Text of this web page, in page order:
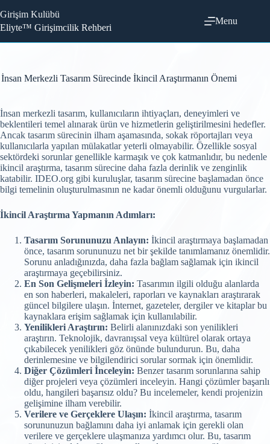
to
content
Girişim Kulübü
Eliyte™ Girişimcilik Rehberi
Menu
İnsan Merkezli Tasarım Sürecinde İkincil Araştırmanın Önemi
İnsan merkezli tasarım, kullanıcıların ihtiyaçları, deneyimleri ve
beklentileri temel alınarak ürün ve hizmetlerin geliştirilmesini hedefler.
Ancak tasarım sürecinin ilham aşamasında, sokak röportajları veya
kullanıcılarla yapılan mülakatlar yeterli olmayabilir. Özellikle sosyal
sektördeki sorunlar genellikle karmaşık ve çok katmanlıdır, bu nedenle
ikincil araştırma, tasarım sürecine daha fazla derinlik ve zenginlik
katabilir. IDEO.org gibi kuruluşlar, tasarım sürecine başlamadan önce
bilgi temelinin oluşturulmasının ne kadar önemli olduğunu vurgularlar.
İkincil Araştırma Yapmanın Adımları:
Tasarım Sorununuzu Anlayın: İkincil araştırmaya başlamadan
önce, tasarım sorununuzu net bir şekilde tanımlamanız önemlidir.
Sorunu anladığınızda, daha fazla bağlam sağlamak için ikincil
araştırmaya geçebilirsiniz.
En Son Gelişmeleri İzleyin: Tasarımın ilgili olduğu alanlarda
en son haberleri, makaleleri, raporları ve kaynakları araştırarak
güncel bilgilere ulaşın. İnternet, gazeteler, dergiler ve kitaplar bu
kaynaklara erişim sağlamak için kullanılabilir.
Yenilikleri Araştırın: Belirli alanınızdaki son yenilikleri
araştırın. Teknolojik, davranışsal veya kültürel olarak ortaya
çıkabilecek yenilikleri göz önünde bulundurun. Bu, daha
derinlemesine ve bilgilendirici sorular sormak için önemlidir.
Diğer Çözümleri İnceleyin: Benzer tasarım sorunlarına sahip
diğer projeleri veya çözümleri inceleyin. Hangi çözümler başarılı
oldu, hangileri başarısız oldu? Bu incelemeler, kendi projenizin
gelişimine ilham verebilir.
Verilere ve Gerçeklere Ulaşın: İkincil araştırma, tasarım
sorununuzun bağlamını daha iyi anlamak için gerekli olan
verilere ve gerçeklere ulaşmanıza yardımcı olur. Bu, tasarım